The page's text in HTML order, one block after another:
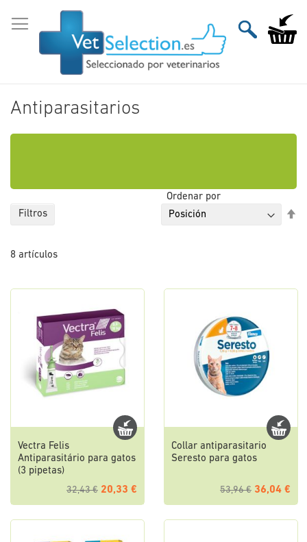
al
contenido
Mi
Antiparasitarios
8 artículos
Ordenar por
Vectra Felis
Antiparasitário para gatos
(3 pipetas)
32,43 € 20,33 €
Collar antiparasitario
Seresto para gatos
53,96 € 36,04 €
Filtros